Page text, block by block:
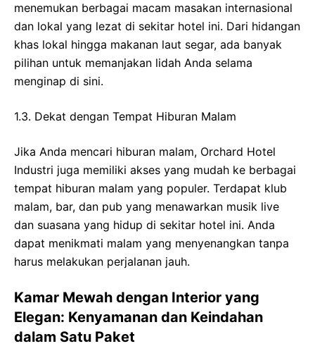
menemukan berbagai macam masakan internasional
dan lokal yang lezat di sekitar hotel ini. Dari hidangan
khas lokal hingga makanan laut segar, ada banyak
pilihan untuk memanjakan lidah Anda selama
menginap di sini.
1.3. Dekat dengan Tempat Hiburan Malam
Jika Anda mencari hiburan malam, Orchard Hotel
Industri juga memiliki akses yang mudah ke berbagai
tempat hiburan malam yang populer. Terdapat klub
malam, bar, dan pub yang menawarkan musik live
dan suasana yang hidup di sekitar hotel ini. Anda
dapat menikmati malam yang menyenangkan tanpa
harus melakukan perjalanan jauh.
Kamar Mewah dengan Interior yang
Elegan: Kenyamanan dan Keindahan
dalam Satu Paket